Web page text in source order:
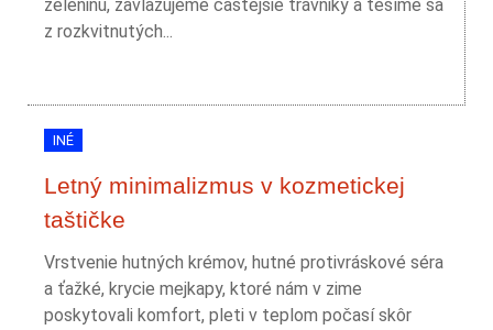
zeleninu, zavlažujeme častejšie trávniky a tešíme sa
z rozkvitnutých...
INÉ
Letný minimalizmus v kozmetickej
taštičke
Vrstvenie hutných krémov, hutné protivráskové séra
a ťažké, krycie mejkapy, ktoré nám v zime
poskytovali komfort, pleti v teplom počasí skôr